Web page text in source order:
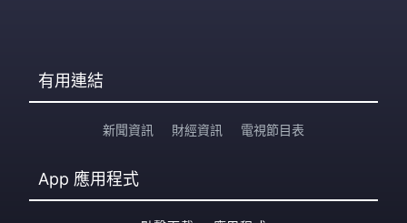
有用連結
新聞資訊 財經資訊 電視節目表
App 應用程式